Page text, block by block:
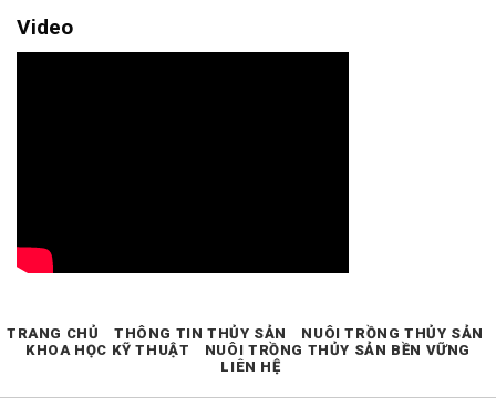
Video
TRANG CHỦ THÔNG TIN THỦY SẢN
NUÔI TRỒNG THỦY SẢN
KHOA HỌC KỸ THUẬT
NUÔI TRỒNG THỦY SẢN BỀN VỮNG
LIÊN HỆ